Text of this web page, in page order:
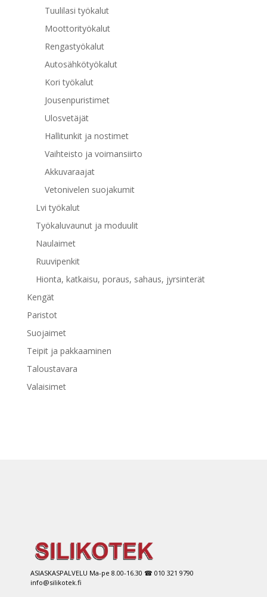
Tuulilasi työkalut
Moottorityökalut
Rengastyökalut
Autosähkötyökalut
Kori työkalut
Jousenpuristimet
Ulosvetäjät
Hallitunkit ja nostimet
Vaihteisto ja voimansiirto
Akkuvaraajat
Vetonivelen suojakumit
Lvi työkalut
Työkaluvaunut ja moduulit
Naulaimet
Ruuvipenkit
Hionta, katkaisu, poraus, sahaus, jyrsinterät
Kengät
Paristot
Suojaimet
Teipit ja pakkaaminen
Taloustavara
Valaisimet
ASIASKASPALVELU Ma-pe 8.00-16.30 ☎ 010 321 9790
info@silikotek.fi